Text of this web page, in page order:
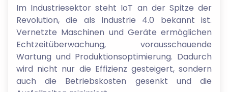
Im Industriesektor steht IoT an der Spitze der
Revolution, die als Industrie 4.0 bekannt ist.
Vernetzte Maschinen und Geräte ermöglichen
Echtzeitüberwachung, vorausschauende
Wartung und Produktionsoptimierung. Dadurch
wird nicht nur die Effizienz gesteigert, sondern
auch die Betriebskosten gesenkt und die